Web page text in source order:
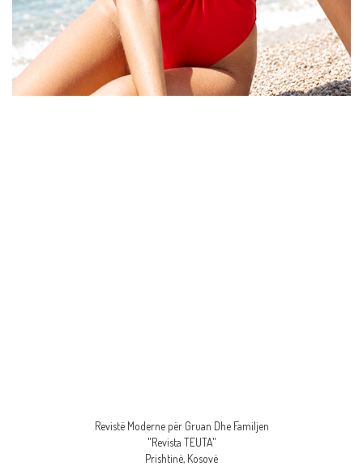
Revistë Moderne për Gruan Dhe Familjen
"Revista TEUTA"
Prishtinë, Kosovë